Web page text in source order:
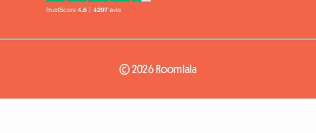
© 2026 Roomlala